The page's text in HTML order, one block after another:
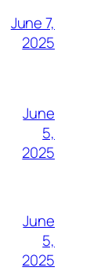
June 7,
2025
June
5,
2025
June
5,
2025